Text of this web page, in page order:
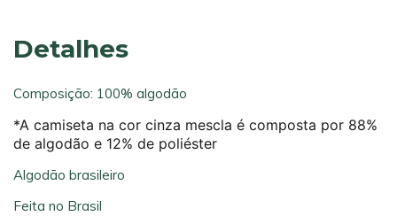
Detalhes
Composição: 100% algodão
*A camiseta na cor cinza mescla é composta por 88%
de algodão e 12% de poliéster
Algodão brasileiro
Feita no Brasil